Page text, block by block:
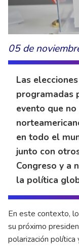
05 de
Las
programadas
evento que
en todo el
junto con
Congreso y a
la política
En este contexto,
su próximo
polarización